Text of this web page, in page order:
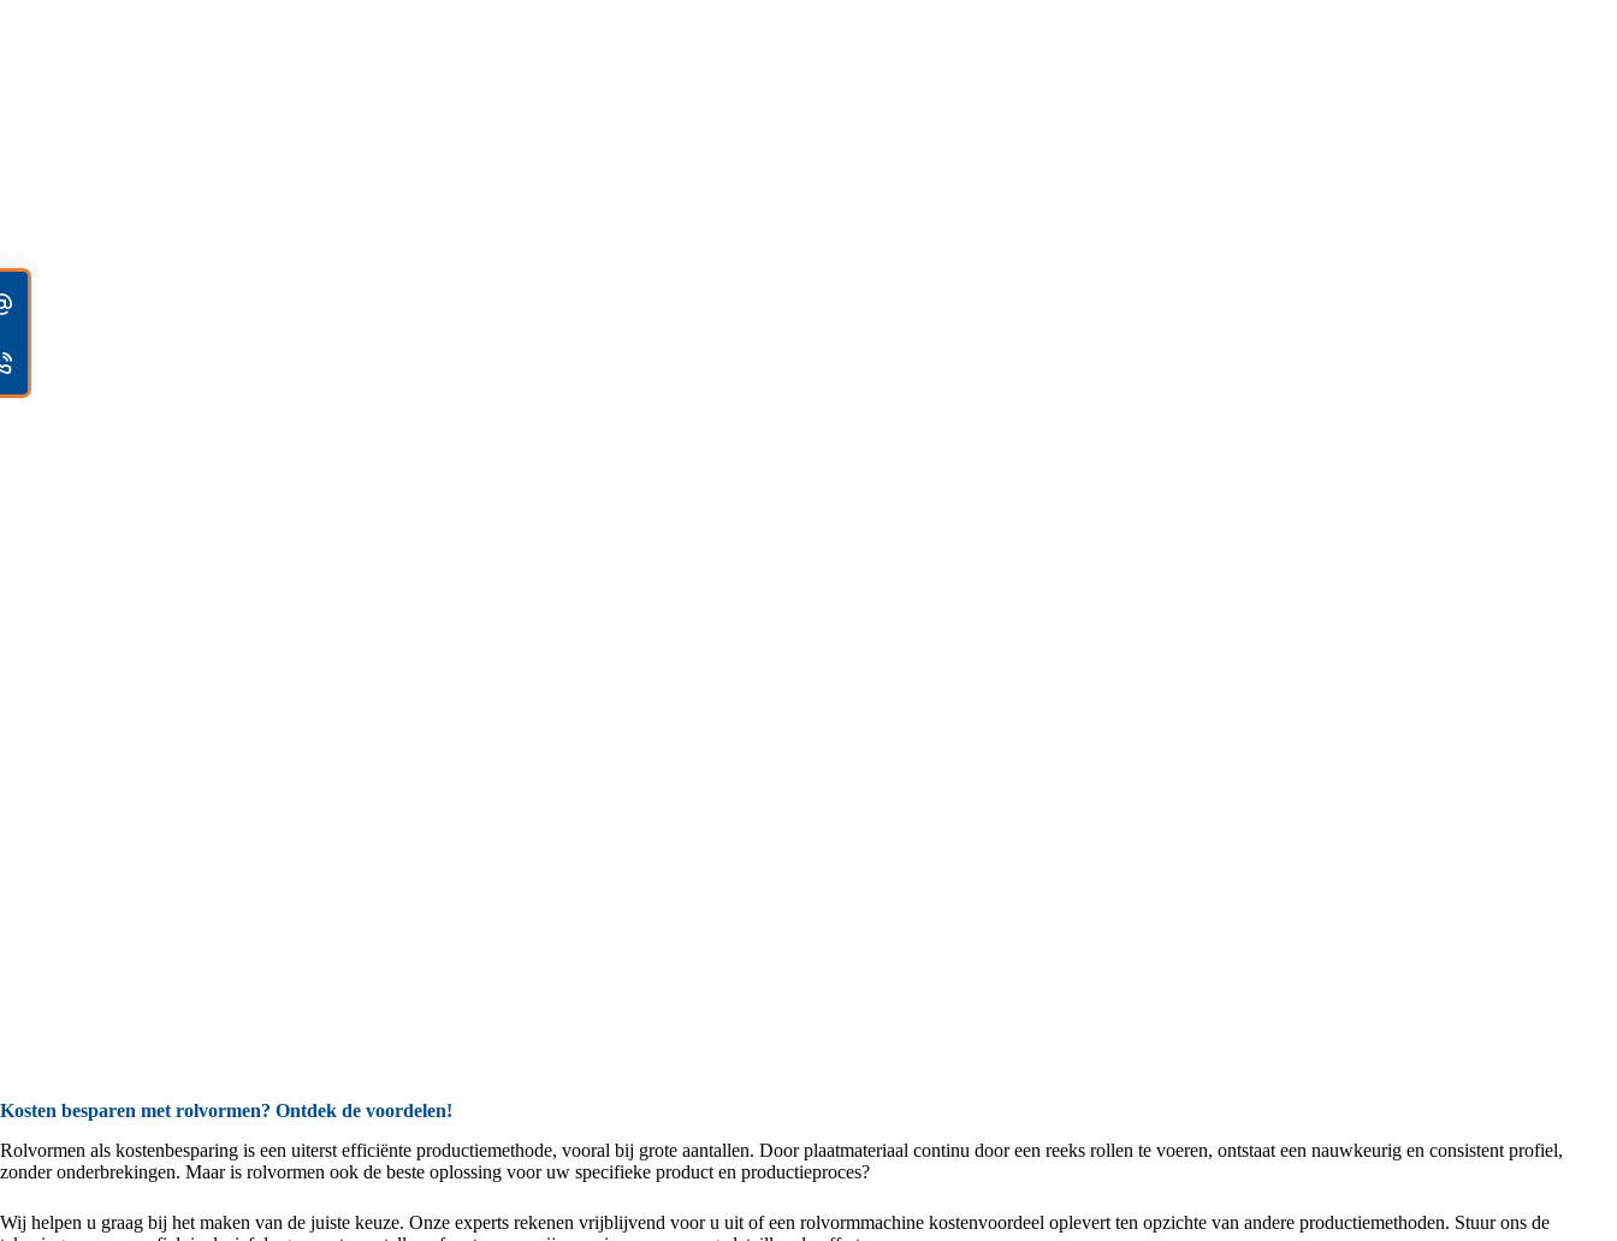
Kosten besparen met rolvormen? Ontdek de voordelen!
Rolvormen als kostenbesparing is een uiterst efficiënte productiemethode, vooral bij grote aantallen. Door plaatmateriaal continu door een reeks rollen te voeren, ontstaat een nauwkeurig en consistent profiel,
zonder onderbrekingen. Maar is rolvormen ook de beste oplossing voor uw specifieke product en productieproces?
Wij helpen u graag bij het maken van de juiste keuze. Onze experts rekenen vrijblijvend voor u uit of een rolvormmachine kostenvoordeel oplevert ten opzichte van andere productiemethoden. Stuur ons de